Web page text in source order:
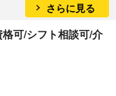
さらに見る
可/シフト相談可/介